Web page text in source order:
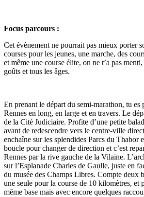
Focus parcours :
Cet évènement ne pourrait pas mieux porter
courses pour les jeunes, une marche, des
et même une course élite, on ne t’a pas
goûts et tous les âges.
En prenant le départ du semi-marathon, tu
Rennes en long, en large et en travers. Le
de la Cité Judiciaire. Profite d’une petite
avant de redescendre vers le centre-ville
enchaîne sur les splendides Parcs du Thabor
boucle pour changer de direction et c’est
Rennes par la rive gauche de la Vilaine.
sur l’Esplanade Charles de Gaulle, juste en
du musée des Champs Libres. Compte deux
une seule pour la course de 10 kilomètres, et
même base mais avec encore quelques